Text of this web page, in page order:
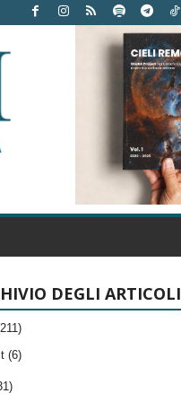
DEGLI ARTICOLI
(6)